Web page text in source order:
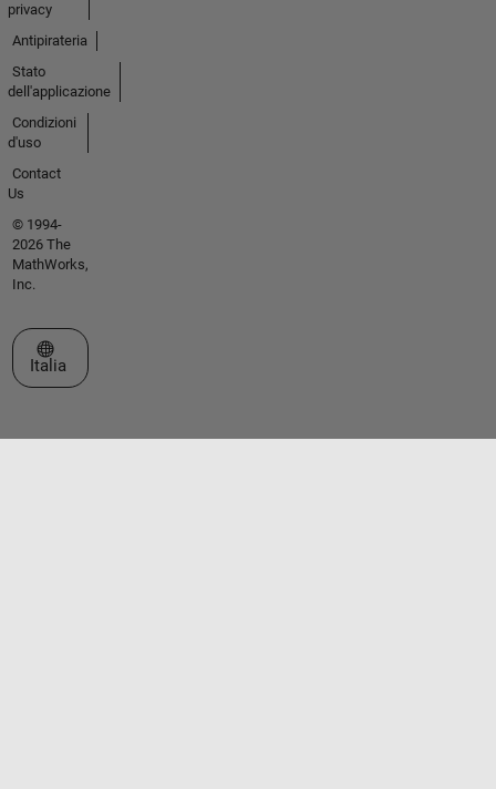
privacy
Antipirateria
Stato
dell'applicazione
Condizioni
d'uso
Contact
Us
© 1994-
2026 The
MathWorks,
Inc.
Seleziona un sito web
Italia